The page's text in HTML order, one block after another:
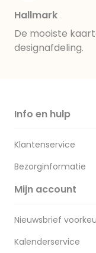
Hallmark
De mooiste
designafdeling.
Info en hulp
Klantenservice
Bezorginformatie
Mijn account
Nieuwsbrief
Kalenderservice